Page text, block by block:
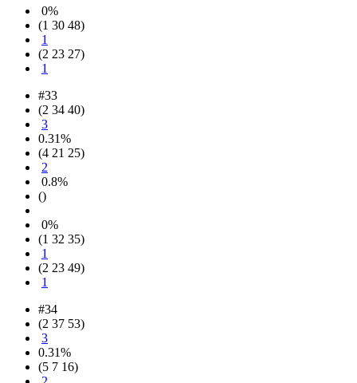
0%
(1 30 48)
1
(2 23 27)
1
#33
(2 34 40)
3
0.31%
(4 21 25)
2
0.8%
()
0%
(1 32 35)
1
(2 23 49)
1
#34
(2 37 53)
3
0.31%
(5 7 16)